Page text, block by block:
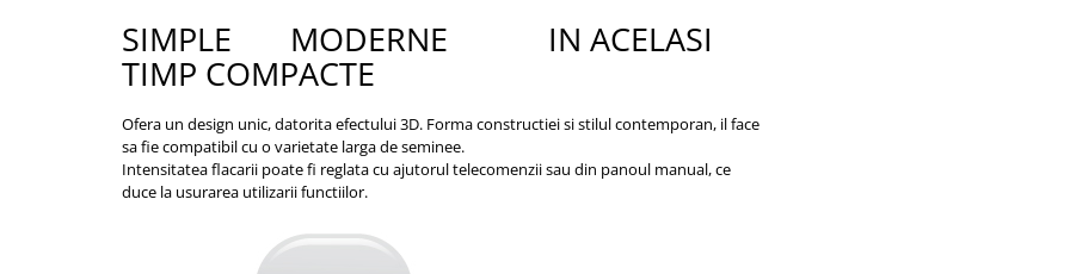
SIMPLE MODERNE IN ACELASI
TIMP COMPACTE
Ofera un design unic, datorita efectului 3D. Forma constructiei si stilul contemporan, il face
sa fie compatibil cu o varietate larga de seminee.
Intensitatea flacarii poate fi reglata cu ajutorul telecomenzii sau din panoul manual, ce
duce la usurarea utilizarii functiilor.